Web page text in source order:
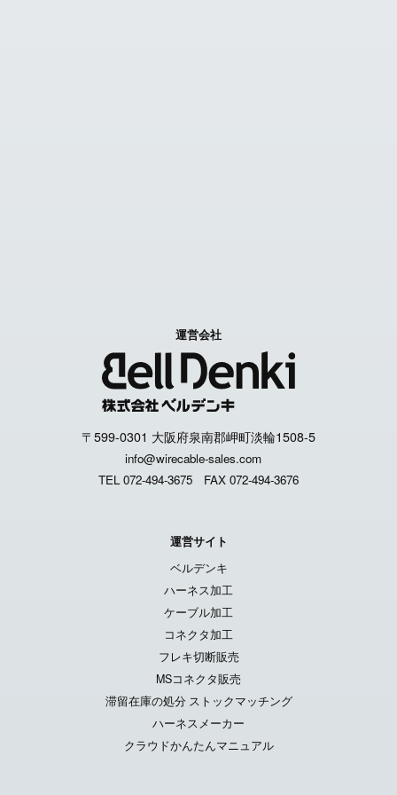
運営会社
〒599-0301 大阪府泉南郡岬町淡輪1508-5
info@wirecable-sales.com
TEL 072-494-3675 FAX 072-494-3676
運営サイト
ベルデンキ
ハーネス加工
ケーブル加工
コネクタ加工
フレキ切断販売
MSコネクタ販売
滞留在庫の処分 ストックマッチング
ハーネスメーカー
クラウドかんたんマニュアル